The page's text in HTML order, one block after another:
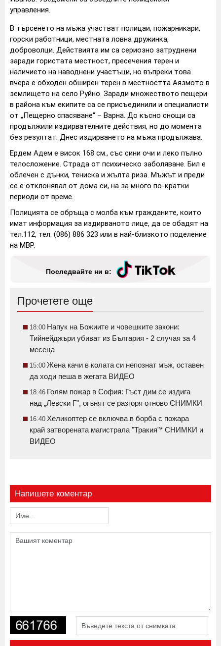
управления.
В търсенето на мъжа участват полицаи, пожарникари,
горски работници, местната ловна дружинка,
доброволци. Действията им са сериозно затруднени
заради гористата местност, пресечения терен и
наличието на наводнени участъци, но въпреки това
вчера е обходен обширен терен в местността Аязмото в
землището на село Руйно. Заради множеството пещери
в района към екипите са се присъединили и специалисти
от „Пещерно спасяване“ – Варна. До късно снощи са
продължили издирвателните действия, но до момента
без резултат. Днес издирването на мъжа продължава.
Ердем Адем е висок 168 см., със сини очи и леко пълно
телосложение. Страда от психическо заболяване. Бил е
облечен с дънки, тениска и жълта риза. Мъжът и преди
се е отклонявал от дома си, на за много по-кратки
периоди от време.
Полицията се обръща с молба към гражданите, които
имат информация за издирваното лице, да се обадят на
тел.112, тел. (086) 886 323 или в най-близкото поделение
на МВР.
Последвайте ни в:
Прочетете още
18:00 Напук на Божиите и човешките закони:
Тийнейджъри убиват из България - 2 случая за 4
месеца
15:00 Жена качи в колата си непознат мъж, оставен
да ходи пеша в жегата ВИДЕО
18:46 Голям пожар в София: Гъст дим се издига
над „Левски Г", огънят се разгоря отново СНИМКИ
16:40 Хеликоптер се включва в борба с пожара
край затворената магистрала "Тракия"* СНИМКИ и
ВИДЕО
Напишете коментар